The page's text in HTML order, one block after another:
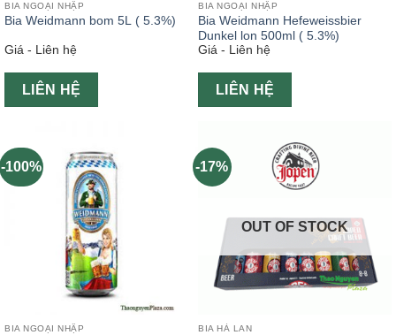
BIA NGOẠI NHẬP
Bia Weidmann bom 5L ( 5.3%)
Giá - Liên hệ
LIÊN HỆ
BIA NGOẠI NHẬP
Bia Weidmann Hefeweissbier
Dunkel lon 500ml ( 5.3%)
Giá - Liên hệ
LIÊN HỆ
-100%
BIA NGOẠI NHẬP
-17%
OUT OF STOCK
BIA HÀ LAN